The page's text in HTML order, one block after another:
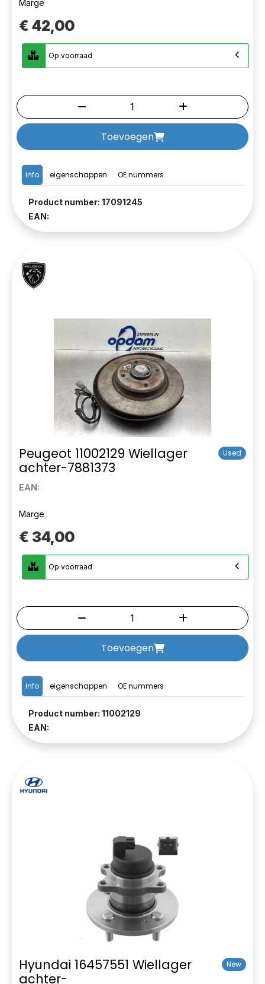
Info eigenschappen OE nummers
Product number: 17091245
EAN:
Marge
€ 42,00
Op voorraad
Toevoegen
Peugeot 11002129 Wiellager
achter-7881373
Used
EAN:
Info eigenschappen OE nummers
Product number: 11002129
EAN:
Marge
€ 34,00
Op voorraad
Toevoegen
Hyundai 16457551 Wiellager
achter-
New